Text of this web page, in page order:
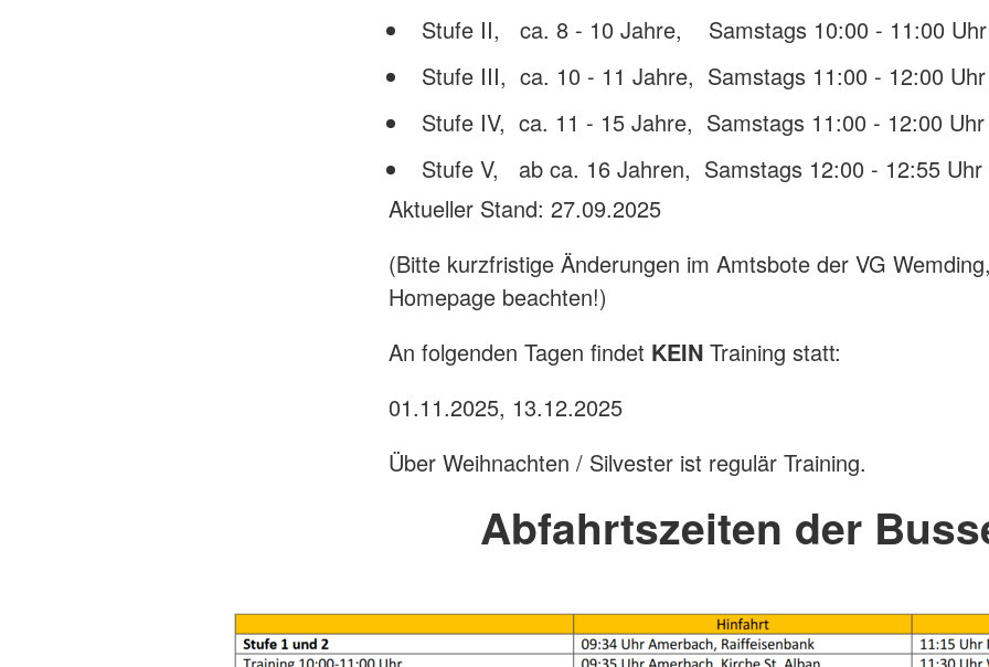
Stufe II, ca. 8 - 10 Jahre, Samstags 10:00 - 11:00 Uhr
Stufe III, ca. 10 - 11 Jahre, Samstags 11:00 - 12:00 Uhr
Stufe IV, ca. 11 - 15 Jahre, Samstags 11:00 - 12:00 Uhr
Stufe V, ab ca. 16 Jahren, Samstags 12:00 - 12:55 Uhr
Aktueller Stand: 27.09.2025
(Bitte kurzfristige Änderungen im Amtsbote der VG
Homepage beachten!)
An folgenden Tagen findet KEIN Training statt:
01.11.2025, 13.12.2025
Über Weihnachten / Silvester ist regulär Training.
Abfahrtszeiten der